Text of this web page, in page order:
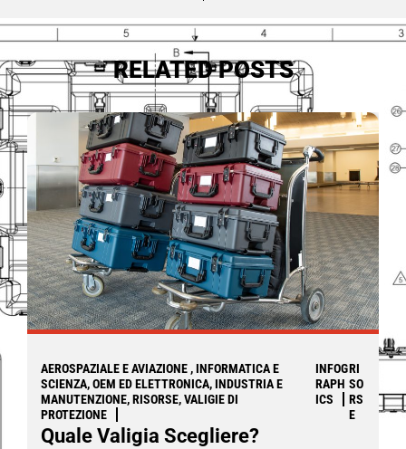
RELATED POSTS
AEROSPAZIALE E AVIAZIONE , INFORMATICA E
SCIENZA, OEM ED ELETTRONICA, INDUSTRIA E
MANUTENZIONE, RISORSE, VALIGIE DI
PROTEZIONE
INFOG
RAPH
ICS
RI
SO
RS
E
Quale Valigia Scegliere?